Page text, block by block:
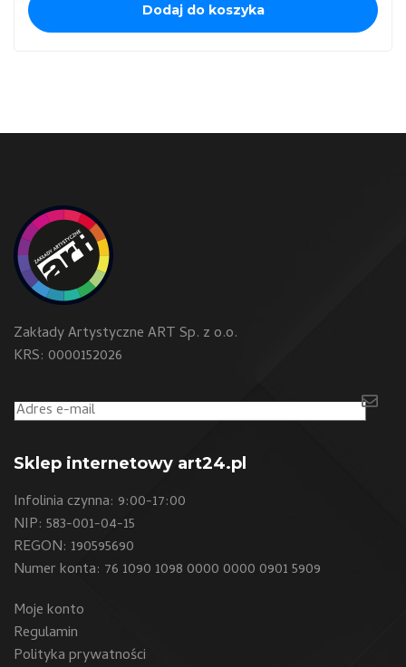
Dodaj do koszyka
Zakłady Artystyczne ART Sp. z o.o.
KRS: 0000152026
Sklep internetowy art24.pl
Infolinia czynna: 9:00-17:00
NIP: 583-001-04-15
REGON: 190595690
Numer konta: 76 1090 1098 0000 0000 0901 5909
Moje konto
Regulamin
Polityka prywatności